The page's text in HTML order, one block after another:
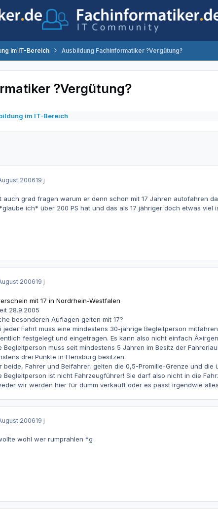
im IT-Bereich Ausbildung Fachinformatiker ?Vergütung?
?Vergütung?
im IT-Bereich
200619 j
auch grad fragen warum er denn schon mit 17 Jahren autofahren
ich* über 200 PS hat und das als 17 jähriger doch etwas viel
200619 j
mit 17 in Nordrhein-Westfalen
28.9.2005
besonderen Auflagen gelten mit 17?
jeder Fahrt muss eine mindestens 30-jährige Begleitperson
festgelegt und eingetragen. Es kann also nicht einfach
Begleitperson muss seit mindestens 5 Jahren im Besitz der
drei Punkte in Flensburg besitzen.
beide, Fahrer und Beifahrer, gelten die 0,5-Promille-Grenze und
Begleitperson ist nicht Fahrzeugführer! Sie darf also nicht in die
wir werden hier für dumm verkauft oder es passt irgendwie
200619 j
wohl wer rumprahlen *g